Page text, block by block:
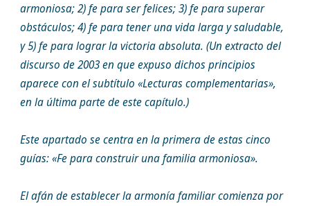
armoniosa; 2) fe para ser felices; 3) fe para superar
obstáculos; 4) fe para tener una vida larga y saludable,
y 5) fe para lograr la victoria absoluta. (Un extracto del
discurso de 2003 en que expuso dichos principios
aparece con el subtítulo «Lecturas complementarias»,
en la última parte de este capítulo.)
Este apartado se centra en la primera de estas cinco
guías: «Fe para construir una familia armoniosa».
El afán de establecer la armonía familiar comienza por